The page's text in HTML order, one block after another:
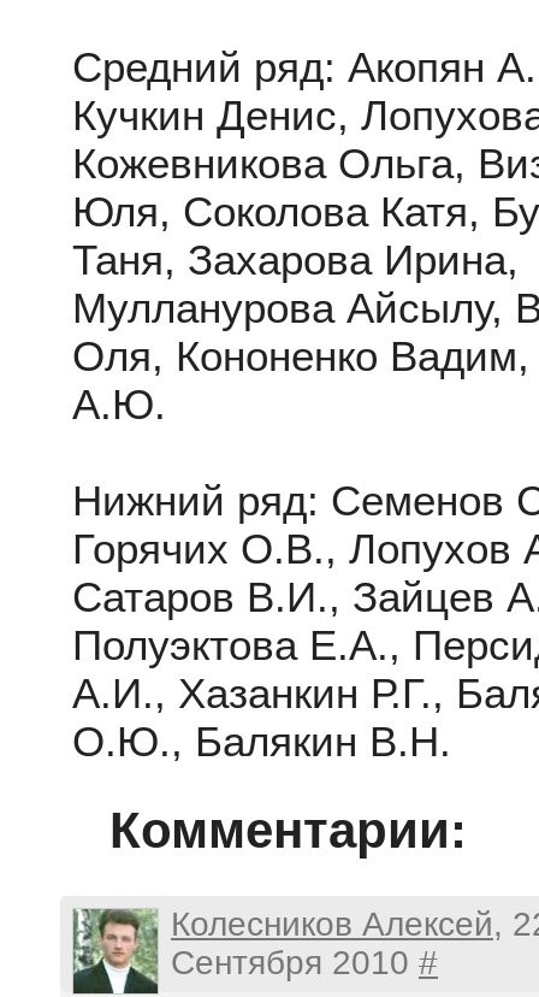
Средний ряд: Акопян
Кучкин Денис,
Кожевникова Ольга,
Юля, Соколова Катя,
Таня, Захарова Ирина,
Мулланурова Айсылу,
Оля, Кононенко Вадим,
А.Ю.
Нижний ряд: Семенов
Горячих О.В., Лопухов
Сатаров В.И., Зайцев
Полуэктова Е.А.,
А.И., Хазанкин Р.Г.,
О.Ю., Балякин В.Н.
Комментарии:
Колесников Алексей,
Сентября 2010 #